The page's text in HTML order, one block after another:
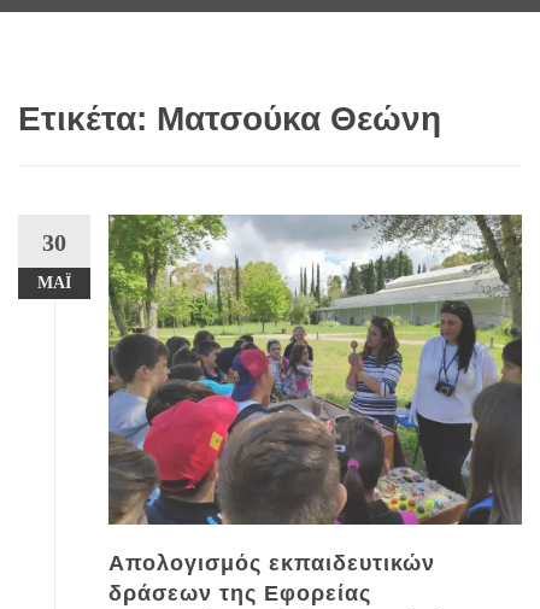
Ετικέτα: Ματσούκα Θεώνη
30
ΜΆΙ
Απολογισμός εκπαιδευτικών
δράσεων της Εφορείας